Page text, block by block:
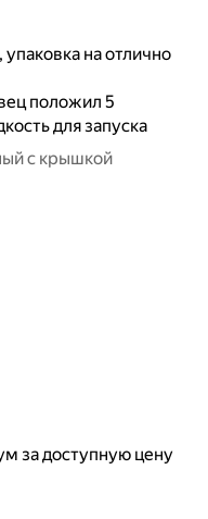
на отлично
положил 5
для запуска
с крышкой
за доступную цену